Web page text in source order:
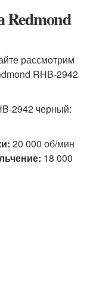
Redmond
рассмотрим
RHB-2942
2942 черный:
20 000 об/мин
18 000